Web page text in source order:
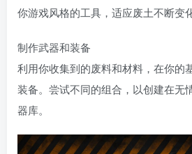
你游戏风格的工具，适应废土不断变
制作武器和装备
利用你收集到的废料和材料，在你的
装备。尝试不同的组合，以创建在无
器库。